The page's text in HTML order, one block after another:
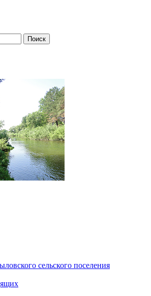
Поиск
сельского поселения